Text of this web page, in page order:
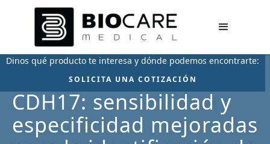
Dinos qué producto te interesa y dónde podemos encontrarte:
SOLICITA UNA COTIZACIÓN
CDH17: sensibilidad y
especificidad mejoradas